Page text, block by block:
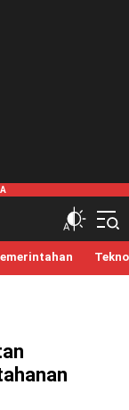
Tekno